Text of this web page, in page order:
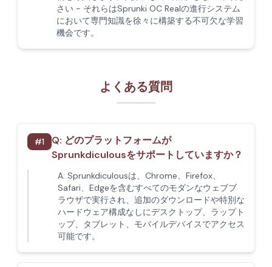
さい - それらはSprunki OC Realの進行システム
において専門知識を徐々に構築する不可欠な学習
機会です。
よくある質問
#1 Q: どのプラットフォームが
Sprunkdiculousをサポートしていますか？
A: Sprunkdiculousは、Chrome、Firefox、
Safari、Edgeを含むすべてのモダンなウェブブ
ラウザで実行され、追加のダウンロードや特別な
ハードウェア構成なしにデスクトップ、ラップト
ップ、タブレット、モバイルデバイスでアクセス
可能です。